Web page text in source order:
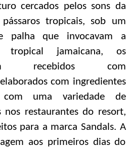
cercados pelos sons da
tropicais, sob um
palha que invocavam a
tropical jamaicana, os
recebidos com
com ingredientes
com uma variedade de
nos restaurantes do resort,
para a marca Sandals. A
aos primeiros dias do